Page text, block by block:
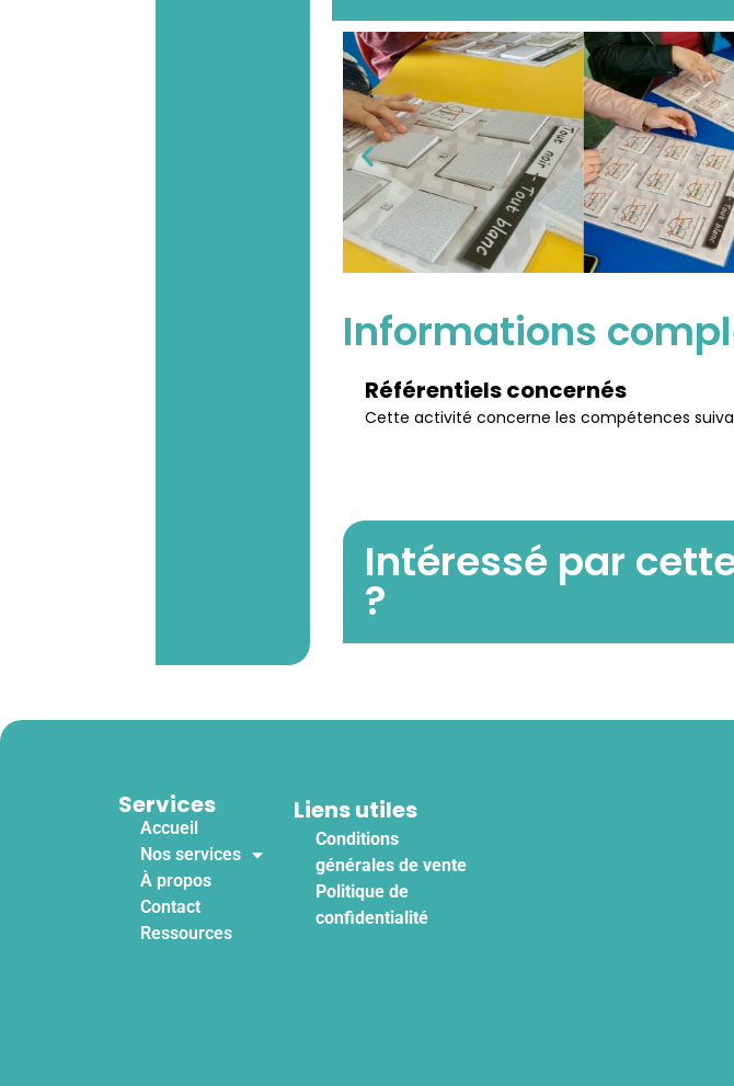
Intéressé par
?
Informations
Référentiels concernés
Cette activité concerne les compétences
Services
Accueil
Nos services
À propos
Contact
Ressources
Liens utiles
Conditions
générales de vente
Politique de
confidentialité